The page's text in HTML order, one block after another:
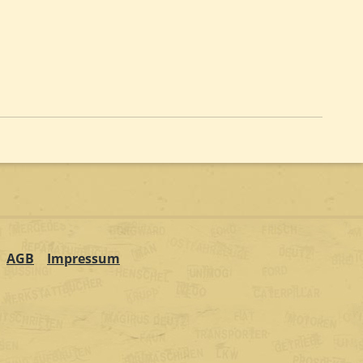
AGB Impressum